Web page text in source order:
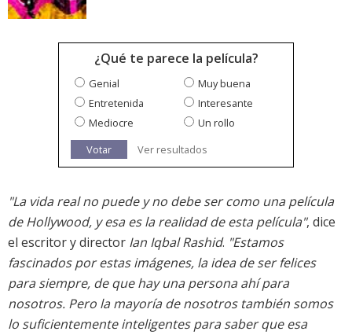
¿Qué te parece la película?
Genial
Muy buena
Entretenida
Interesante
Mediocre
Un rollo
Votar
Ver resultados
"La vida real no puede y no debe ser como una película
de Hollywood, y esa es la realidad de esta película", dice
el escritor y director Ian Iqbal Rashid. "Estamos
fascinados por estas imágenes, la idea de ser felices
para siempre, de que hay una persona ahí para
nosotros. Pero la mayoría de nosotros también somos
lo suficientemente inteligentes para saber que esa